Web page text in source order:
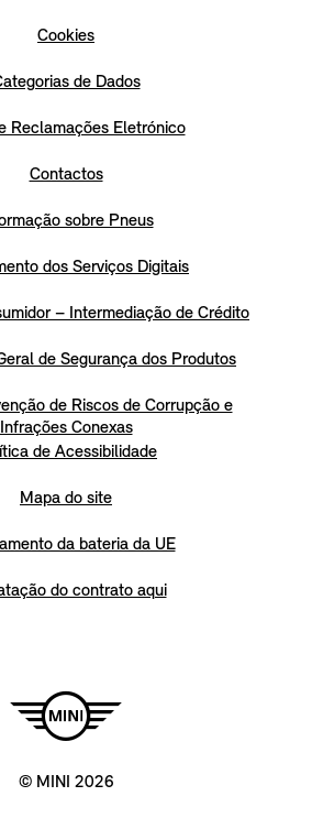
Cookies
de Dados
Reclamações Eletrónico
Contactos
sobre Pneus
dos Serviços Digitais
– Intermediação de Crédito
de Segurança dos Produtos
de Riscos de Corrupção e
Infrações Conexas
de Acessibilidade
Mapa do site
da bateria da UE
do contrato aqui
© MINI 2026